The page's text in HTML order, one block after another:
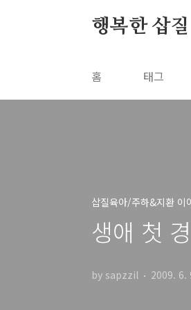
행복한 삽질
홈 태그
삽질육아/주하&지환 이
생애 첫
by sapzzil 2009. 6.